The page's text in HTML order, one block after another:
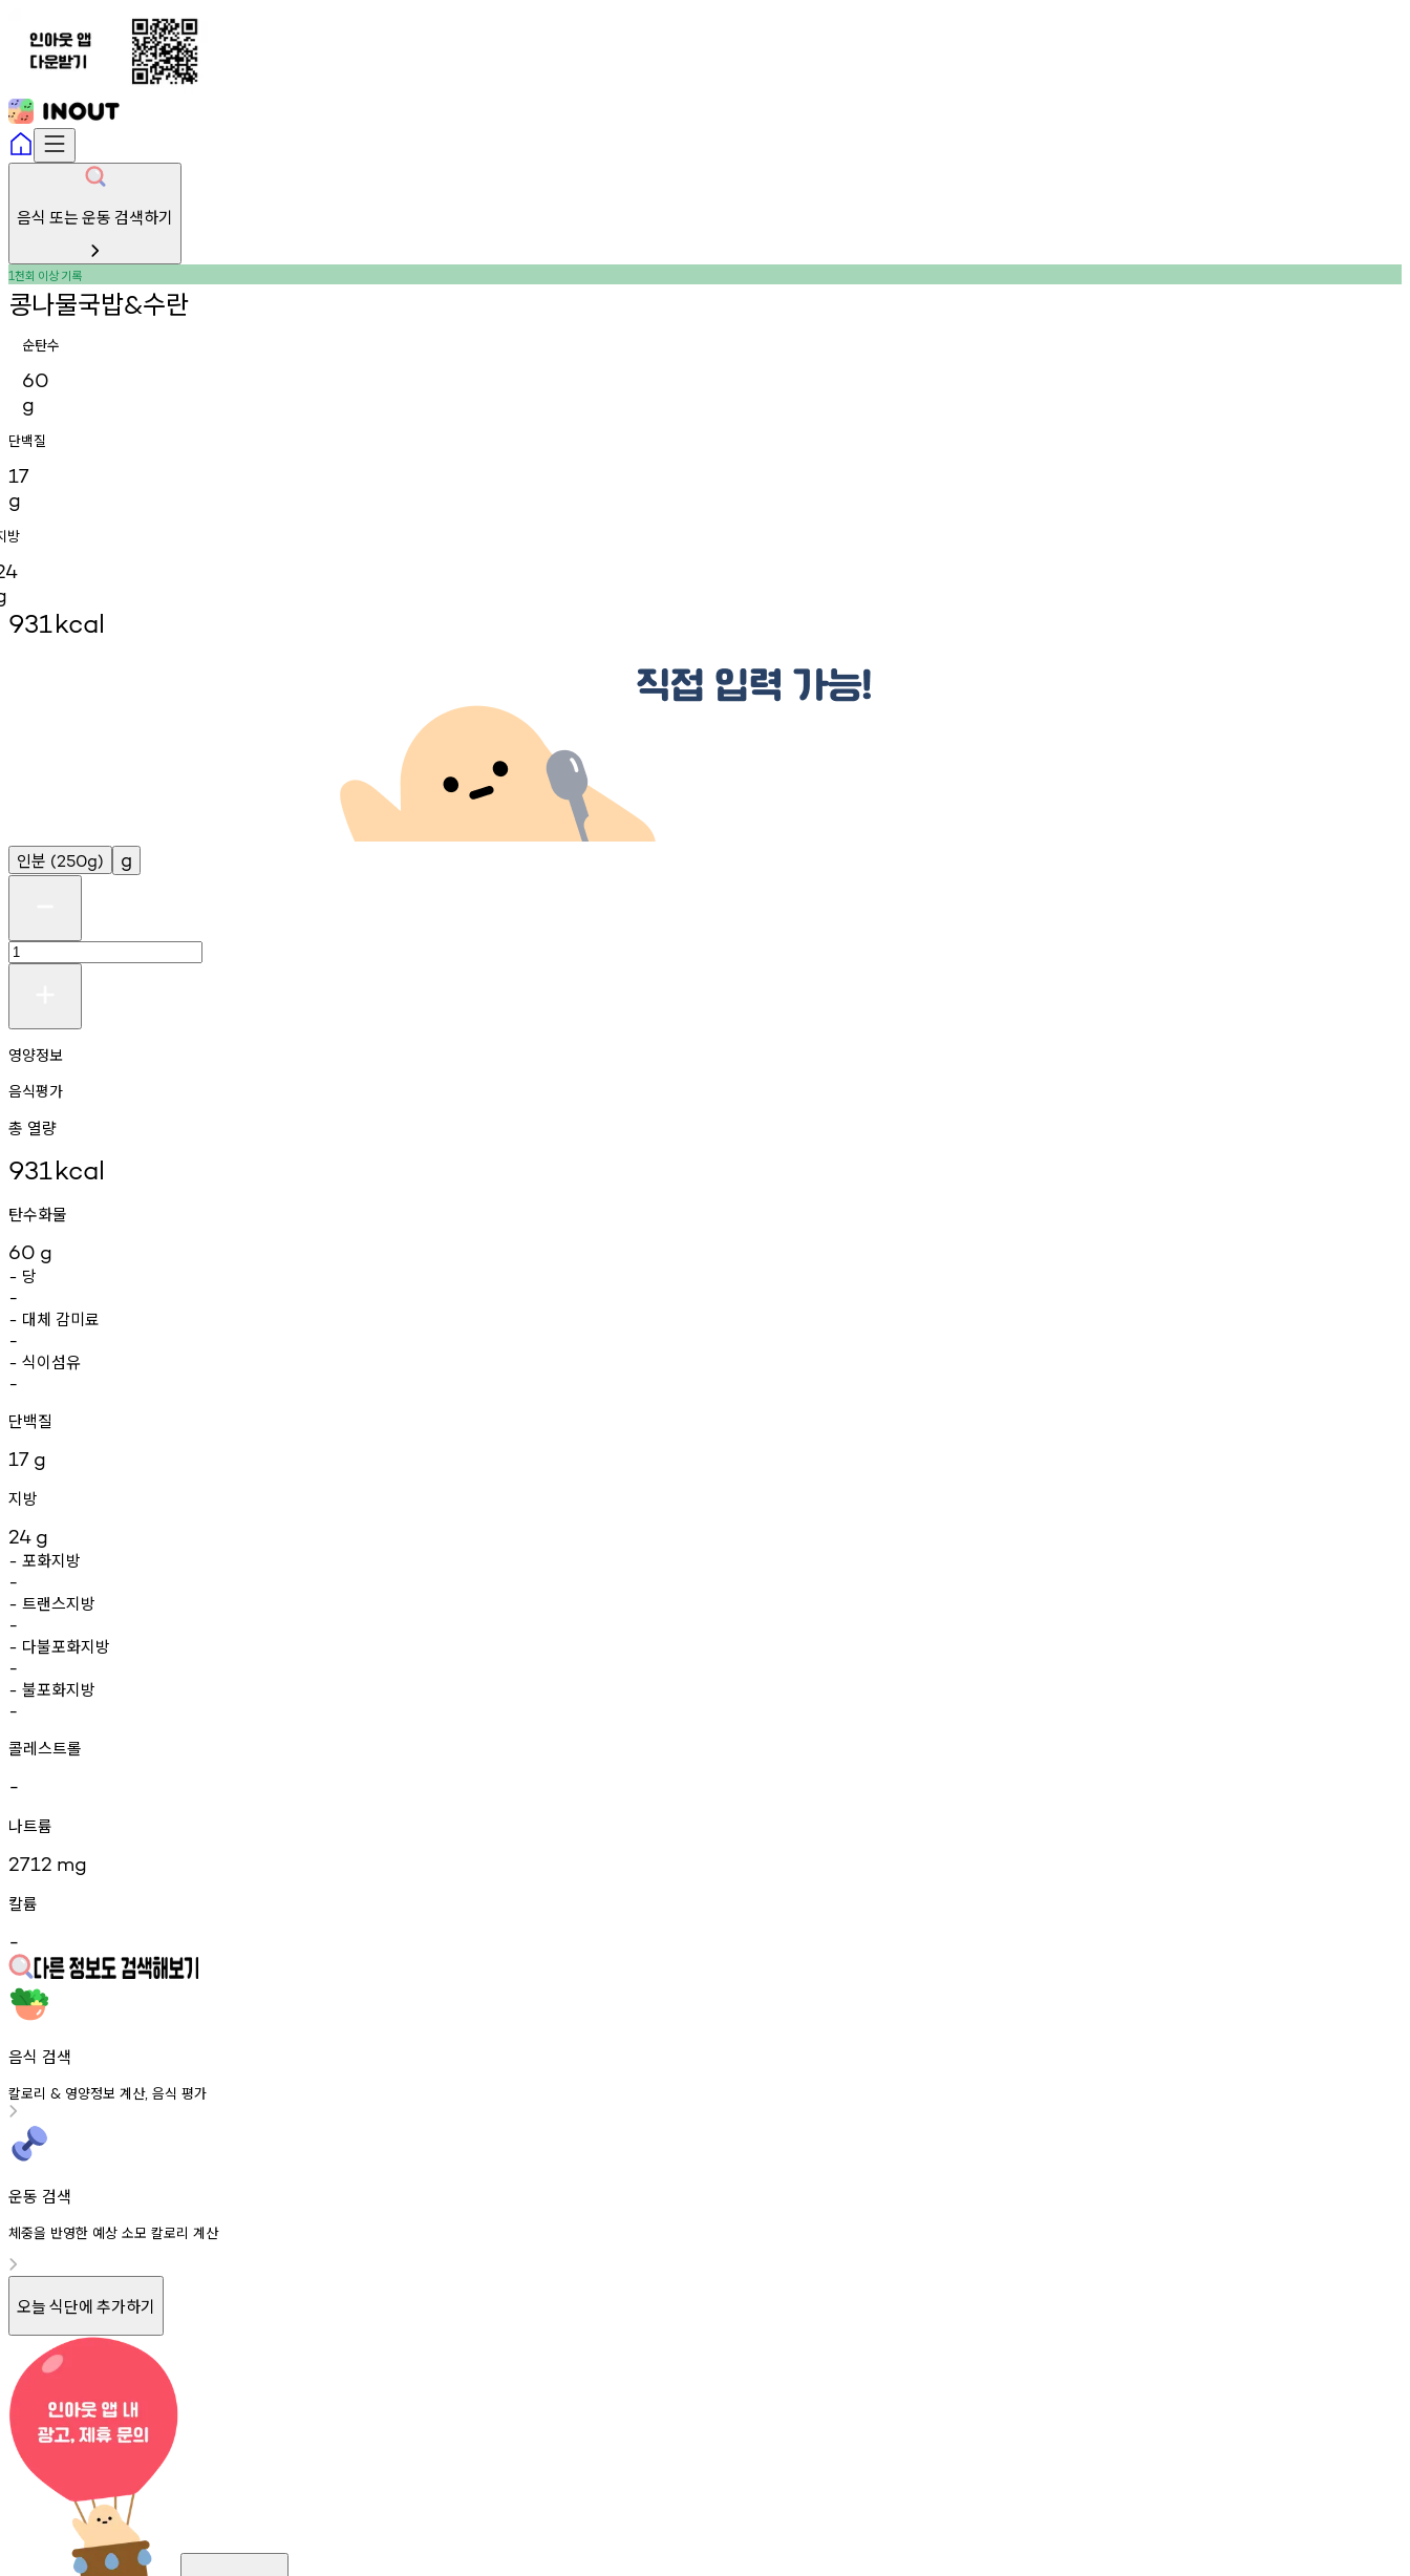
음식 또는 운동 검색하기
1천회 이상기록
콩나물국밥&수란
순탄수
60
g
단백질
17
g
방
931kcal
인분 (250g) g
영양정보
음식평가
총 열량
931kcal
탄수화물
60 g
- 당
-
- 대체 감미료
-
- 식이섬유
-
단백질
17 g
지방
24 g
- 포화지방
-
- 트랜스지방
-
- 다불포화지방
-
- 불포화지방
-
콜레스트롤
-
나트륨
2712 mg
칼륨
-
음식 검색
칼로리 & 영양정보 계산, 음식 평가
운동 검색
체중을 반영한 예상 소모 칼로리 계산
오늘 식단에 추가하기